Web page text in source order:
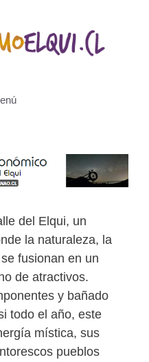
del Elqui, un
la naturaleza, la
fusionan en un
de atractivos.
y bañado
todo el año, este
mística, sus
pueblos